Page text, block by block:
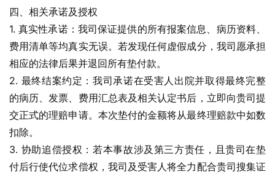
四、相关承诺及授权
1. 真实性承诺：我司保证提供的所有报案信息、病历资料、
费用清单等均真实无误。若发现任何虚假成分，我司愿承担
相应的法律后果并退回所有垫付款。
2. 最终结案约定：我司承诺在受害人出院并取得最终完整
的病历、发票、费用汇总表及相关认定书后，立即向贵司提
交正式的理赔申请。本次垫付的金额将从最终理赔款中如数
扣除。
3. 协助追偿授权：若本事故涉及第三方责任，且贵司在垫
付后行使代位求偿权，我司及受害人将全力配合贵司搜集证